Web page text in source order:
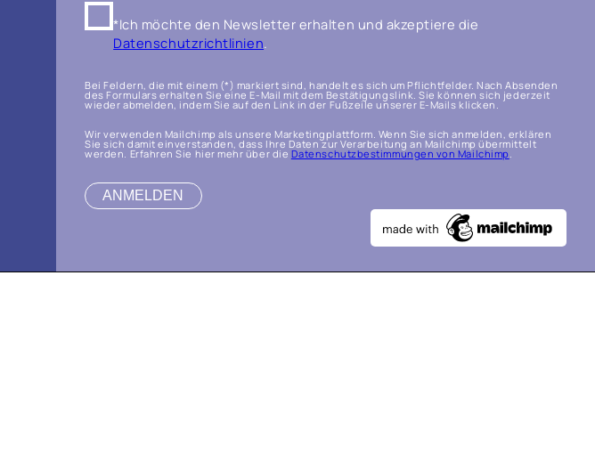
*Ich möchte den Newsletter erhalten und akzeptiere die
Datenschutzrichtlinien
Bei Feldern, die mit einem (*) markiert sind, handelt es sich um Pflichtfelder. Nach Absenden
des Formulars erhalten Sie eine E-Mail mit dem Bestätigungslink. Sie können sich jederzeit
wieder abmelden, indem Sie auf den Link in der Fußzeile unserer E-Mails klicken.
Wir verwenden Mailchimp als unsere Marketingplattform. Wenn Sie sich anmelden, erklären
Sie sich damit einverstanden, dass Ihre Daten zur Verarbeitung an Mailchimp übermittelt
werden. Erfahren Sie hier mehr über die Datenschutzbestimmungen von Mailchimp .